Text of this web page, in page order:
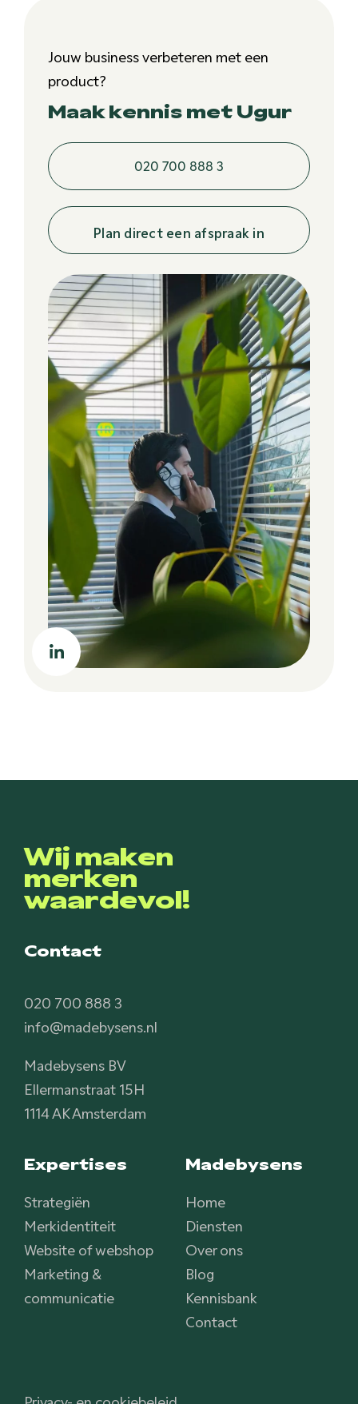
Jouw business verbeteren met een
product?
Maak kennis met Ugur
020 700 888 3
Plan direct een afspraak in
Wij maken
merken
waardevol!
Contact
020 700 888 3
info@madebysens.nl
Madebysens BV
Ellermanstraat 15H
1114 AK Amsterdam
Expertises
Strategiën
Merkidentiteit
Website of webshop
Marketing &
communicatie
Madebysens
Home
Diensten
Over ons
Blog
Kennisbank
Contact